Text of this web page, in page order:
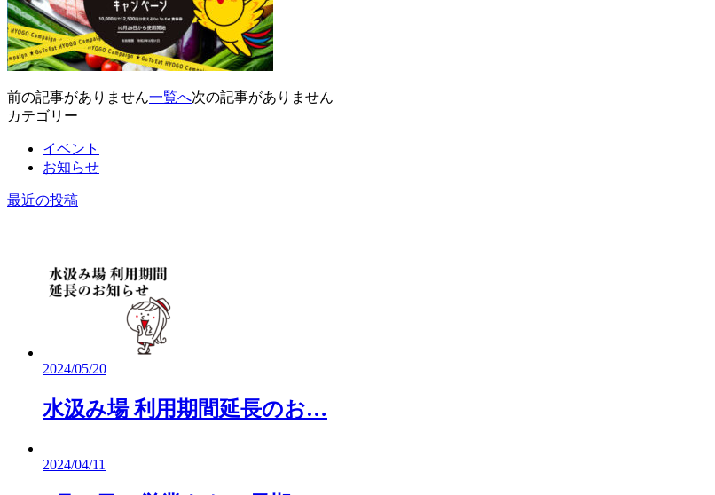
前の記事がありません一覧へ次の記事がありません
カテゴリー
イベント
お知らせ
最近の投稿
2024/05/20
水汲み場 利用期間延長のお…
2024/04/11